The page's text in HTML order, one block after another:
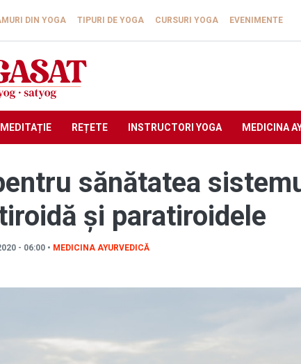
DIN YOGA TIPURI DE YOGA CURSURI YOGA EVENIMENTE
MEDITAȚIE REȚETE INSTRUCTORI YOGA MEDICINA
- 06:00 • MEDICINA AYURVEDICĂ
sănătatea
și paratiroidele